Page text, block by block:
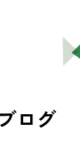
保連携型認定
ログ